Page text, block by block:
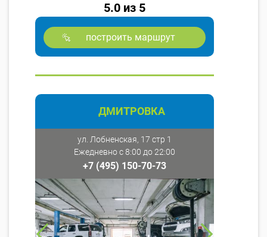
5.0 из 5
построить маршрут
ДМИТРОВКА
ул. Лобненская, 17 стр 1
Ежедневно с 8:00 до 22:00
+7 (495) 150-70-73